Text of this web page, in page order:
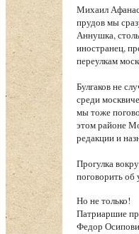
Михаил
прудов мы
Аннушка,
иностранец,
переулкам
Булгаков не
среди
мы тоже
этом районе
редакции и
Прогулка
поговорить об
Но не только!
Патриаршие
Федор